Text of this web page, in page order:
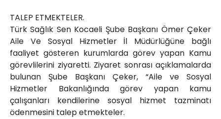
TALEP ETMEKTELER.
Türk Sağlık Sen Kocaeli Şube Başkanı Ömer Çeker
Aile Ve Sosyal Hizmetler İl Müdürlüğüne bağlı
faaliyet gösteren kurumlarda görev yapan Kamu
görevlilerini ziyaretti. Ziyaret sonrası açıklamalarda
bulunan Şube Başkanı Çeker, “Aile ve Sosyal
Hizmetler Bakanlığında görev yapan kamu
çalışanları kendilerine sosyal hizmet tazminatı
ödenmesini talep etmekteler.